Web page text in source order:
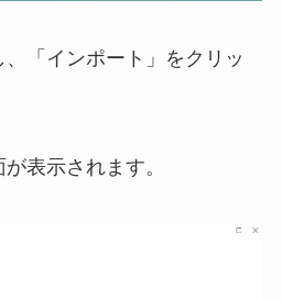
「インポート」をクリッ
表示されます。